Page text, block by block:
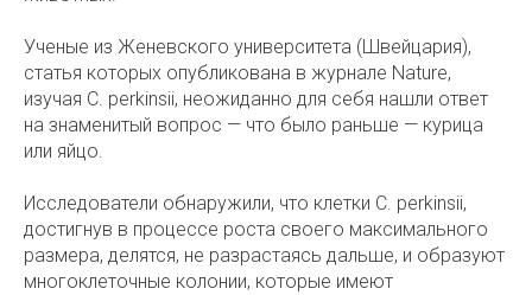
Ученые из Женевского университета (Швейцария),
статья которых опубликована в журнале Nature,
изучая C. perkinsii, неожиданно для себя нашли ответ
на знаменитый вопрос — что было раньше — курица
или яйцо.
Исследователи обнаружили, что клетки C. perkinsii,
достигнув в процессе роста своего максимального
размера, делятся, не разрастаясь дальше, и образуют
многоклеточные колонии, которые имеют